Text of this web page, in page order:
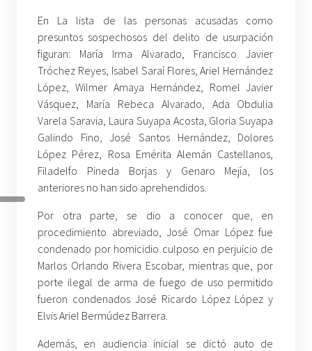
En La lista de las personas acusadas como
presuntos sospechosos del delito de usurpación
figuran: María Irma Alvarado, Francisco Javier
Tróchez Reyes, Isabel Saraí Flores, Ariel Hernández
López, Wilmer Amaya Hernández, Romel Javier
Vásquez, María Rebeca Alvarado, Ada Obdulia
Varela Saravia, Laura Suyapa Acosta, Gloria Suyapa
Galindo Fino, José Santos Hernández, Dolores
López Pérez, Rosa Emérita Alemán Castellanos,
Filadelfo Pineda Borjas y Genaro Mejía, los
anteriores no han sido aprehendidos.
Por otra parte, se dio a conocer que, en
procedimiento abreviado, José Omar López fue
condenado por homicidio culposo en perjuicio de
Marlos Orlando Rivera Escobar, mientras que, por
porte ilegal de arma de fuego de uso permitido
fueron condenados José Ricardo López López y
Elvis Ariel Bermúdez Barrera.
Además, en audiencia inicial se dictó auto de